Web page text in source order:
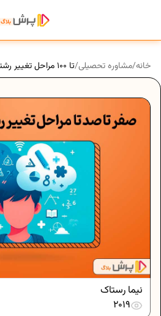
خانه/مشاوره تحصیلی/0 تا 100 مراحل تغییر رشته در دبیرستان
نیما رستاک
2019